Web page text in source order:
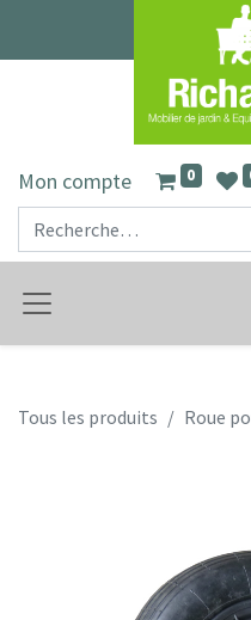
Mon compte 0
Tous les produits Roue